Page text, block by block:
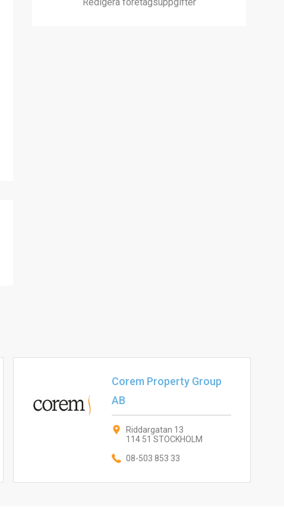
Corem Property Group
AB
Riddargatan 13
114 51 STOCKHOLM
08-503 853 33